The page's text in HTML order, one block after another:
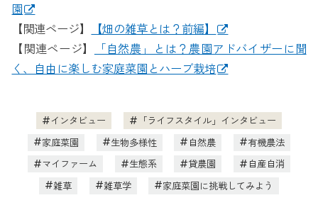
園
【関連ページ】
【畑の雑草とは？前編】
【関連ページ】
「自然農」とは？農園アドバイザーに聞
く、自由に楽しむ家庭菜園とハーブ栽培
インタビュー
「ライフスタイル」インタビュー
家庭菜園
生物多様性 自然農
有機農法
マイファーム
生態系 貸農園
自産自消
雑草
雑草学 家庭菜園に挑戦してみよう